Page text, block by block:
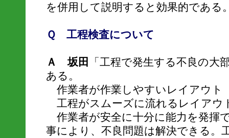
を併用して説明すると効果的である
Ｑ 工程検査について
Ａ 坂田
「工程で発生する不良の大
ある。
作業者が作業しやすいレイアウト
工程がスムーズに流れるレイアウ
作業者が安全に十分に能力を発揮
事により、不良問題は解決できる。